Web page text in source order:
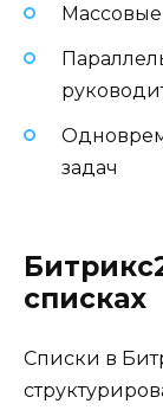
задач
списках
Списки в